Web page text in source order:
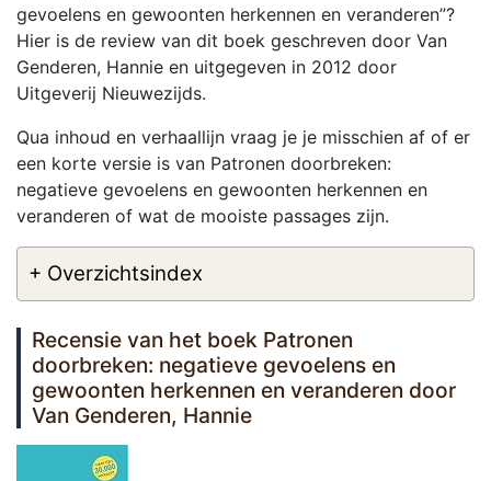
gevoelens en gewoonten herkennen en veranderen”?
Hier is de review van dit boek geschreven door Van
Genderen, Hannie en uitgegeven in 2012 door
Uitgeverij Nieuwezijds.
Qua inhoud en verhaallijn vraag je je misschien af of er
een korte versie is van Patronen doorbreken:
negatieve gevoelens en gewoonten herkennen en
veranderen of wat de mooiste passages zijn.
+ Overzichtsindex
Recensie van het boek Patronen
doorbreken: negatieve gevoelens en
gewoonten herkennen en veranderen door
Van Genderen, Hannie